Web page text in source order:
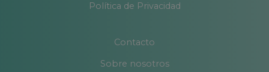
Política de Privacidad
Contacto
Sobre nosotros